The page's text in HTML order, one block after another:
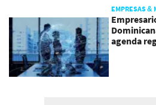
EMPRESAS &
agenda